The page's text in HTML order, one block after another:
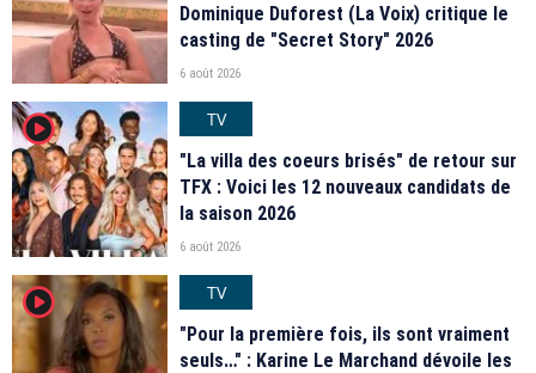
Dominique Duforest (La Voix) critique le
casting de "Secret Story" 2026
6 août 2026
player2
TV
"La villa des coeurs brisés" de retour sur
TFX : Voici les 12 nouveaux candidats de
la saison 2026
6 août 2026
player2
TV
"Pour la première fois, ils sont vraiment
seuls…" : Karine Le Marchand dévoile les